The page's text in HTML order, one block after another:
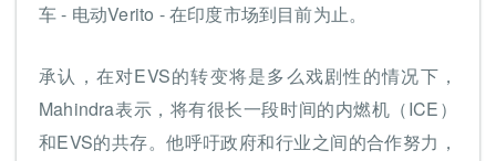
车 - 电动Verito - 在印度市场到目前为止。
承认，在对EVS的转变将是多么戏剧性的情况下，
Mahindra表示，将有很长一段时间的内燃机（ICE）
和EVS的共存。他呼吁政府和行业之间的合作努力，